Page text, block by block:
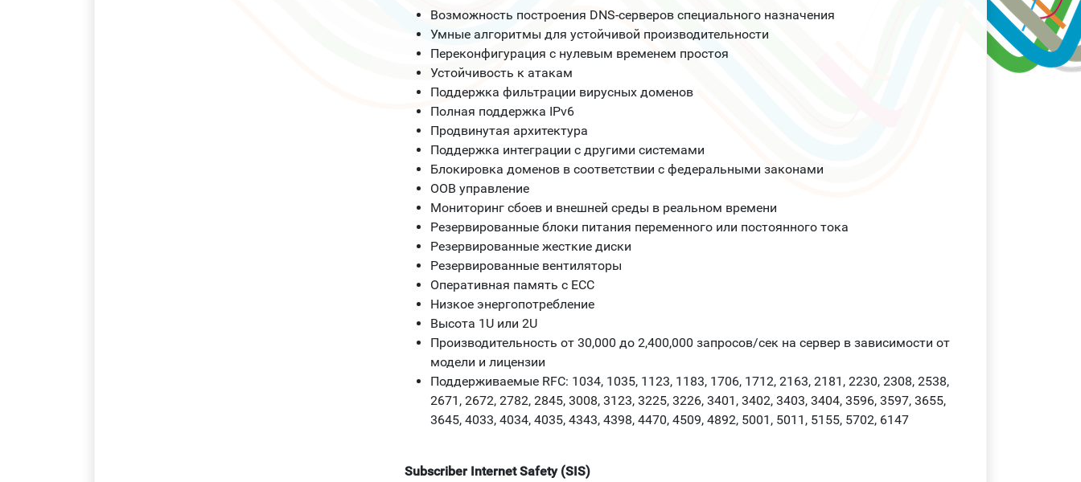
Возможность построения DNS-серверов специального назначения
Умные алгоритмы для устойчивой производительности
Переконфигурация с нулевым временем простоя
Устойчивость к атакам
Поддержка фильтрации вирусных доменов
Полная поддержка IPv6
Продвинутая архитектура
Поддержка интеграции с другими системами
Блокировка доменов в соответствии с федеральными законами
OOB управление
Мониторинг сбоев и внешней среды в реальном времени
Резервированные блоки питания переменного или постоянного тока
Резервированные жесткие диски
Резервированные вентиляторы
Оперативная память с ECC
Низкое энергопотребление
Высота 1U или 2U
Производительность от 30,000 до 2,400,000 запросов/сек на сервер в зависимости от
модели и лицензии
Поддерживаемые RFC: 1034, 1035, 1123, 1183, 1706, 1712, 2163, 2181, 2230, 2308, 2538,
2671, 2672, 2782, 2845, 3008, 3123, 3225, 3226, 3401, 3402, 3403, 3404, 3596, 3597, 3655,
3645, 4033, 4034, 4035, 4343, 4398, 4470, 4509, 4892, 5001, 5011, 5155, 5702, 6147
Subscriber Internet Safety (SIS)